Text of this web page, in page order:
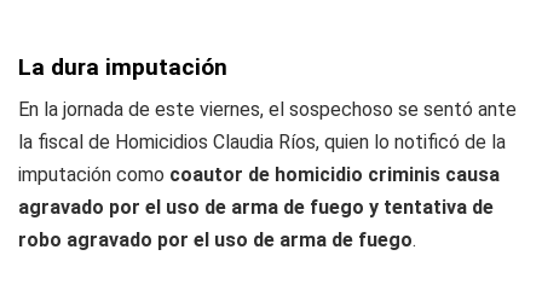
La dura imputación
En la jornada de este viernes, el sospechoso se sentó ante
la fiscal de Homicidios Claudia Ríos, quien lo notificó de la
imputación como coautor de homicidio criminis causa
agravado por el uso de arma de fuego y tentativa de
robo agravado por el uso de arma de fuego.